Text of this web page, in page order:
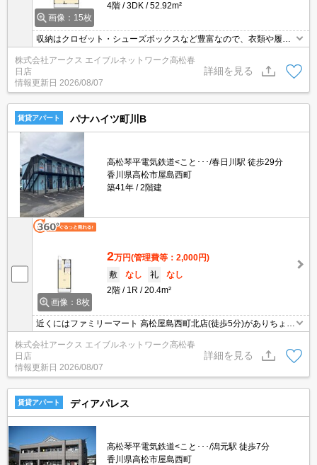
画像：15枚
4階
3DK 52.92m²
収納はクロゼット・シューズボックスなど豊富なので、衣類や履き
物の整理がしやすく便利です。室内設備は全居室フローリング・洗
面台・脱衣所などが揃っているので、快適に過ごしやすいお部屋に
なります。パーキングの料金は月額3300円でございます。ずっと末
永く生活する為には新婚さん向けの部屋探しが大切です。
株式会社アークス エイブルネットワーク高松春
日店
情報更新日 2026/08/07
詳細を見る
賃貸アパート パナハイツ町川B
高松琴平電気鉄道<こと･･･/春日川駅 徒歩29分
香川県高松市屋島西町
築41年
2階建
画像：8枚
2万円(管理費等：2,000円)
敷
なし 礼
なし
2階
1R 20.4m²
近くにはファミリーマート 高松屋島西町北店(徒歩5分)がありちょっ
とした買い物に便利です。室内設備はエアコン・浴室に窓など充実
した設備を備え付けています。収納は全居室収納・押入など豊富な
ので、広々と空間を利用することも可能です。上階からの音がない
最上階のお部屋です。
株式会社アークス エイブルネットワーク高松春
日店
情報更新日 2026/08/07
詳細を見る
賃貸アパート ディアパレス
高松琴平電気鉄道<こと･･･/潟元駅 徒歩7分
香川県高松市屋島西町